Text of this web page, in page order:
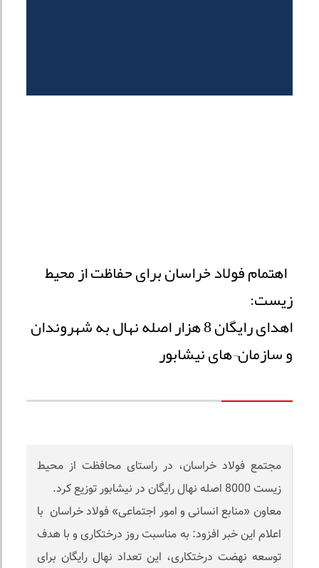
اهتمام فولاد خراسان برای حفاظت از محیط
زیست:
اهدای رایگان 8 هزار اصله نهال به شهروندان
و سازمان¬های نیشابور
مجتمع فولاد خراسان، در راستای محافظت از محیط
زیست 8000 اصله نهال رایگان در نیشابور توزیع کرد.
معاون «منابع انسانی و امور اجتماعی» فولاد خراسان با
اعلام این خبر افزود: به مناسبت روز درختکاری و با هدف
توسعه نهضت درختکاری، این تعداد نهال رایگان برای